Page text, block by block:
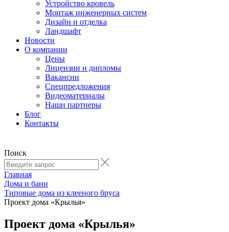
Устройство кровель
Монтаж инженерных систем
Дизайн и отделка
Ландшафт
Новости
О компании
Цены
Лицензии и дипломы
Вакансии
Cпецпредложения
Видеоматериалы
Наши партнеры
Блог
Контакты
Поиск
Главная
Дома и бани
Типовые дома из клееного бруса
Проект дома «Крылья»
Проект дома «Крылья»